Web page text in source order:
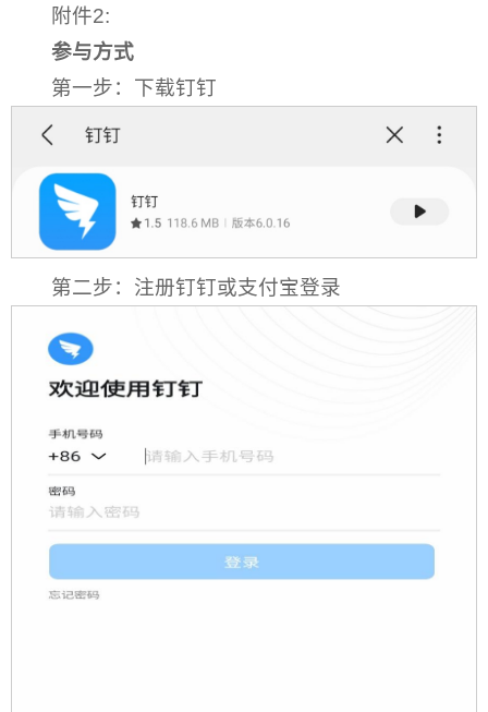
附件2:
参与方式
第一步：下载钉钉
第二步：注册钉钉或支付宝登录